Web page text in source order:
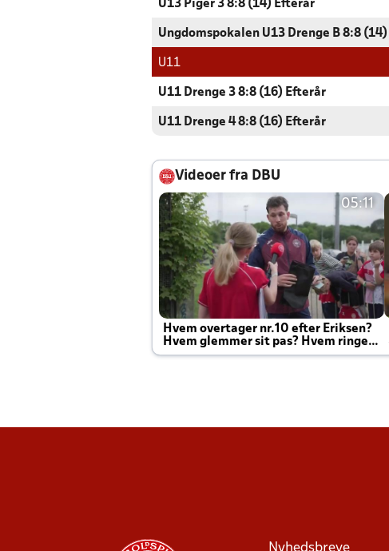
U13 Piger 3 8:8 (14) Efterår
Ungdomspokalen U13 Drenge B 8:8
U11
U11 Drenge 3 8:8 (16) Efterår
U11 Drenge 4 8:8 (16) Efterår
Videoer fra DBU
05:11
Hvem overtager nr.10 efter Eriksen?
Hvem glemmer sit pas? Hvem ringer
Joachim altid til efter kampe?